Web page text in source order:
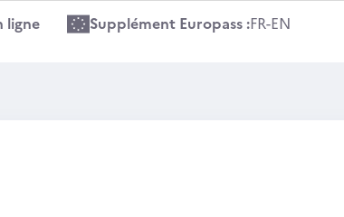
ligne Supplément Europass :FR-EN